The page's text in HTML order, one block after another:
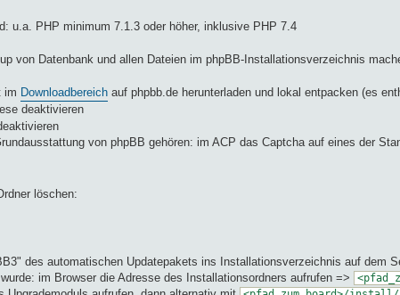
u.a. PHP minimum 7.1.3 oder höher, inklusive PHP 7.4
von Datenbank und allen Dateien im phpBB-Installationsverzeichnis
im Downloadbereich auf phpbb.de herunterladen und lokal entpacken (es
deaktivieren
von phpBB gehören: im ACP das Captcha auf eines der
löschen:
des automatischen Updatepakets ins Installationsverzeichnis auf dem
im Browser die Adresse des Installationsordners aufrufen =>